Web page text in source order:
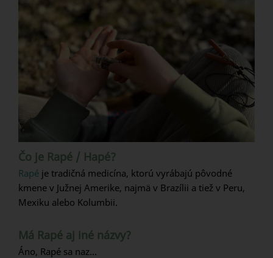
Čo je Rapé / Hapé?
Rapé je tradičná medicína, ktorú vyrábajú pôvodné
kmene v Južnej Amerike, najmä v Brazílii a tiež v Peru,
Mexiku alebo Kolumbii.
Má Rapé aj iné názvy?
Áno, Rapé sa naz...